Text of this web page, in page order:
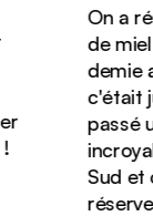
On a
de miel
demie
c'était
passé
Sud et